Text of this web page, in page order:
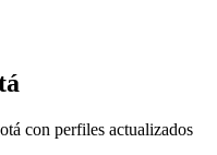
con perfiles actualizados